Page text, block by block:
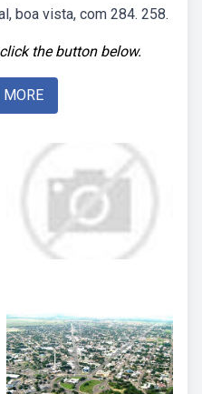
boa vista, com 284. 258.
the button below.
MORE